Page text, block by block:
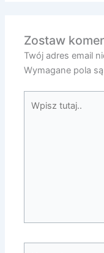
Zostaw
Twój adres email
Wymagane pola
tutaj..